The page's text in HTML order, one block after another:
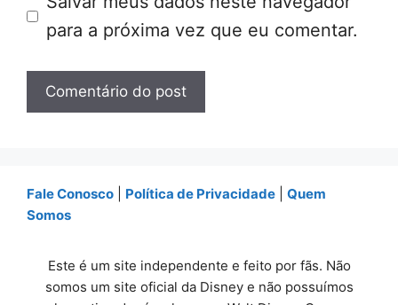
para a próxima vez que eu comentar.
Fale Conosco Política de Privacidade
Quem
Somos
Este é um site independente e feito por fãs. Não
somos um site oficial da Disney e não possuímos